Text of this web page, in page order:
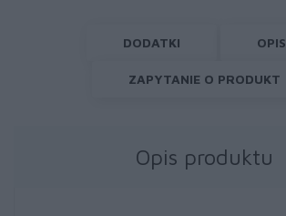
DODATKI OPIS
ZAPYTANIE O PRODUKT
Opis produktu